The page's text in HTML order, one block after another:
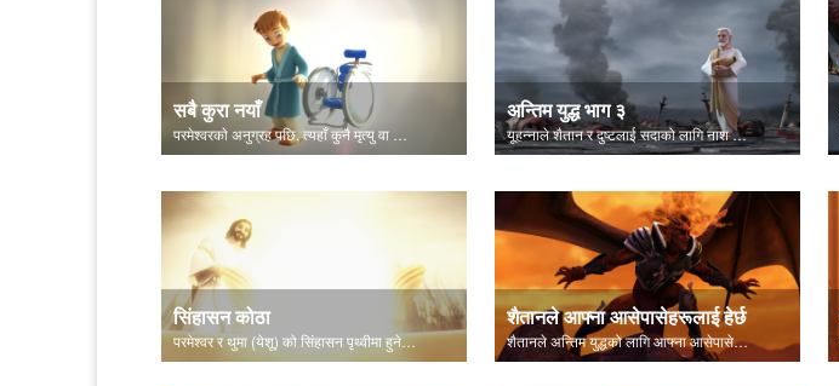
सबै कुरा नयाँ अन्तिम युद्ध भाग ३
यूहन्नाले शैतान र दुष्टलाई सदाको लागि नाश गरेको बताउँछन्।
सिंहासन कोठा
परमेश्वर र थुमा (येशू) को सिंहासन पृथ्वीमा हुनेछ।
शैतानले आफ्ना आसेपासेहरूलाई हेर्छ
शैतानले अन्तिम युद्धको लागि आफ्ना आसेपासेहरू जम्मा गर्छ - आरमागेडोन!